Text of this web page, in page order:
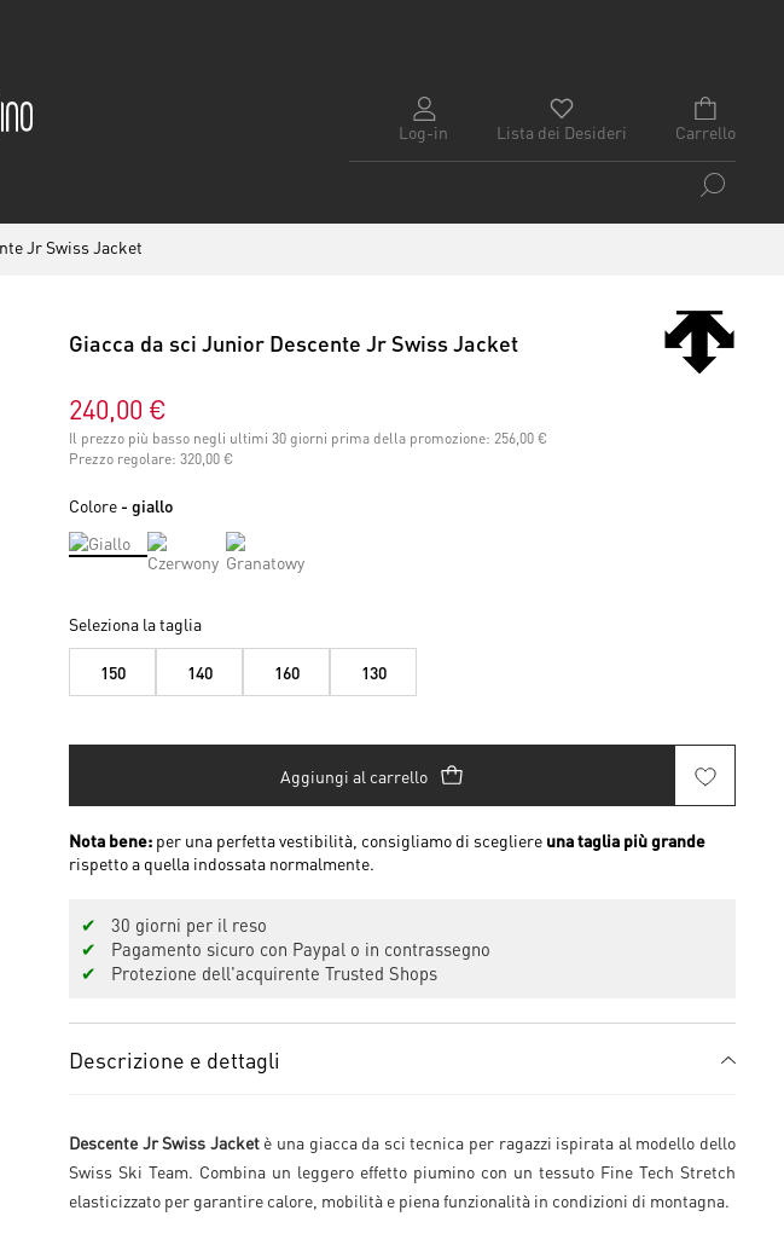
Log-in Carrello
Lista dei Desideri
Jr Swiss Jacket
Giacca da sci Junior Descente Jr Swiss Jacket
240,00 €
Il prezzo più basso negli ultimi 30 giorni prima della promozione: 256,00 €
Prezzo regolare: 320,00 €
Colore - giallo
Seleziona la taglia
150 140 160 130
Aggiungi al carrello
Nota bene: per una perfetta vestibilità, consigliamo di scegliere una taglia più grande
rispetto a quella indossata normalmente.
✔
30 giorni per il reso
✔
Pagamento sicuro con Paypal o in contrassegno
✔
Protezione dell'acquirente Trusted Shops
Descrizione e dettagli
Descente Jr Swiss Jacketè una giacca da sci tecnica per ragazzi ispirata al modello dello
Swiss Ski Team. Combina un leggero effetto piumino con un tessuto Fine Tech Stretch
elasticizzato per garantire calore, mobilità e piena funzionalità in condizioni di montagna.